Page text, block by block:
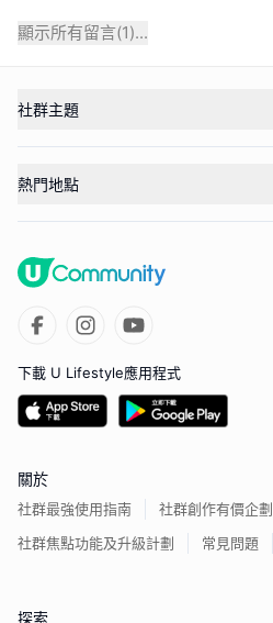
顯示所有留言(1)...
社群主題
熱門地點
下載 U Lifestyle應用程式
關於
社群最強使用指南
社群創作有價企劃
社群焦點功能及升級計劃
常見問題
探索